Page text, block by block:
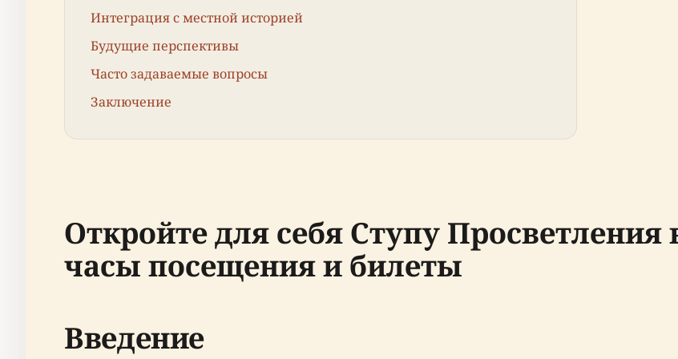
Интеграция с местной историей
Будущие перспективы
Часто задаваемые вопросы
Заключение
Откройте для себя Ступу Просветления
часы посещения и билеты
Введение